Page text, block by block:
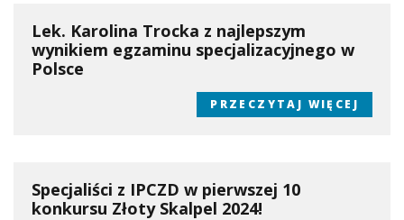
Lek. Karolina Trocka z najlepszym
wynikiem egzaminu specjalizacyjnego w
Polsce
PRZECZYTAJ WIĘCEJ
Specjaliści z IPCZD w pierwszej 10
konkursu Złoty Skalpel 2024!